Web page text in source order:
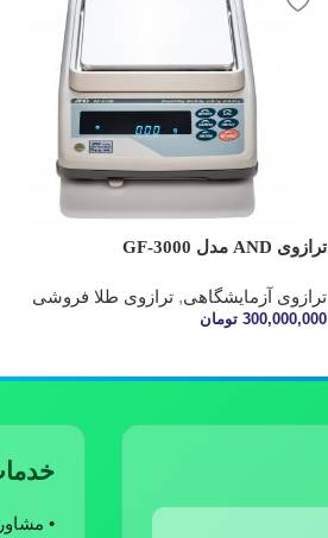
ترازوی AND مدل GF-3000
ترازوی آزمایشگاهی, ترازوی طلا فروشی
300,000,000 تومان
•